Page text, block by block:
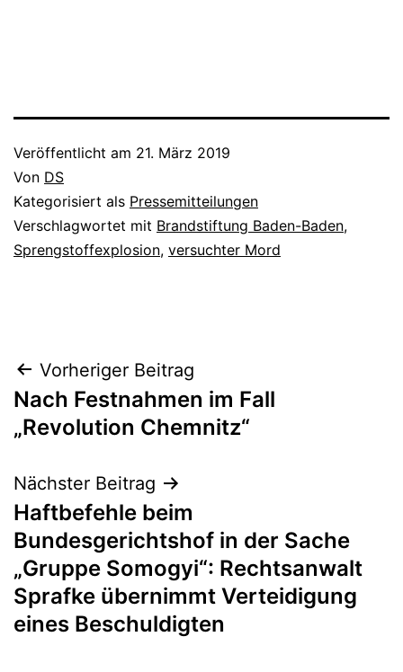
Veröffentlicht am 21. März 2019
Von DS
Kategorisiert als Pressemitteilungen
Verschlagwortet mit Brandstiftung Baden-Baden,
Sprengstoffexplosion, versuchter Mord
Vorheriger Beitrag
Nach Festnahmen im Fall
„Revolution Chemnitz“
Nächster Beitrag
Haftbefehle beim
Bundesgerichtshof in der Sache
„Gruppe Somogyi“: Rechtsanwalt
Sprafke übernimmt Verteidigung
eines Beschuldigten